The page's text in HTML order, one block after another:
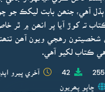
آهي، جنھن بابت ليکڪ جو
تہ کوڙ آيا پر انھن ۾ ٿر
شخصيتون رهجي ويون آھن
ڪتاب لکيو آهي.
255
42 آخري ڀيرو
ڇاپو پھريون